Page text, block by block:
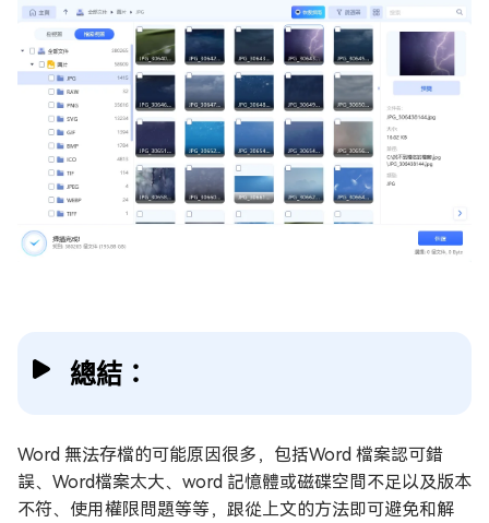
總結：
Word 無法存檔的可能原因很多，包括Word 檔案認可錯
誤、Word檔案太大、word 記憶體或磁碟空間不足以及版本
不符、使用權限問題等等，跟從上文的方法即可避免和解